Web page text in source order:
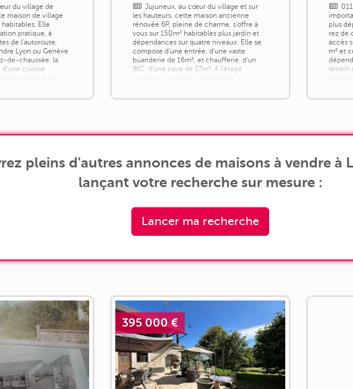
du village de
maison de village
Elle
pratique, à
de l'autoroute,
Lyon ou Genève
de-chaussée, la
d'une cuisine
Jujurieux, au cœur du village et sur
les hauteurs, cette maison ancienne
rénovée 6P, pleine de charme, s'offre à
vous sur 150m² habitables plus jardin et
dépendances sur quatre niveaux. Elle se
compose d'une entrée, d'une vaste
buanderie de 16m², et chaufferie, d'un
WC, d'une cave de 17m². A l'étage
plus
rez de
accès
m² et
terrain
pleins d'autres annonces de maisons à vendre à
lançant votre recherche sur mesure :
Lancer ma recherche
395 000 €